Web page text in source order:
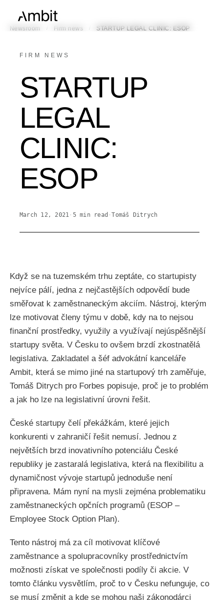
Newsroom / Firm news / STARTUP LEGAL CLINIC: ESOP
FIRM NEWS
STARTUP
LEGAL
CLINIC:
ESOP
March 12, 2021 · 5min read ·Tomáš Ditrych
Když se na tuzemském trhu zeptáte, co startupisty
nejvíce pálí, jedna z nejčastějších odpovědí bude
směřovat k zaměstnaneckým akciím. Nástroj, kterým
lze motivovat členy týmu v době, kdy na to nejsou
finanční prostředky, využily a využívají nejúspěšnější
startupy světa. V Česku to ovšem brzdí zkostnatělá
legislativa. Zakladatel a šéf advokátní kanceláře
Ambit, která se mimo jiné na startupový trh zaměřuje,
Tomáš Ditrych pro Forbes popisuje, proč je to problém
a jak ho lze na legislativní úrovni řešit.
České startupy čelí překážkám, které jejich
konkurenti v zahraničí řešit nemusí. Jednou z
největších brzd inovativního potenciálu České
republiky je zastaralá legislativa, která na flexibilitu a
dynamičnost vývoje startupů jednoduše není
připravena. Mám nyní na mysli zejména problematiku
zaměstnaneckých opčních programů (ESOP –
Employee Stock Option Plan).
Tento nástroj má za cíl motivovat klíčové
zaměstnance a spolupracovníky prostřednictvím
možnosti získat ve společnosti podíly či akcie. V
tomto článku vysvětlím, proč to v Česku nefunguje, co
se musí změnit a kde se mohou naši zákonodárci